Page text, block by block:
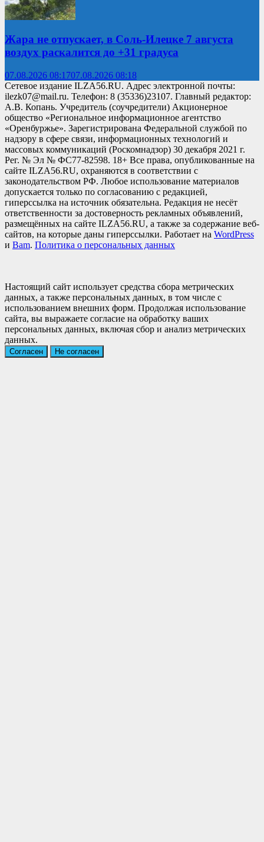
Жара не отпускает, в Соль-Илецке 7 августа
воздух раскалится до +31 градуса
07.08.2026 08:1707.08.2026 08:18
Сетевое издание ILZA56.RU. Адрес электронной почты:
ilezk07@mail.ru. Телефон: 8 (35336)23107. Главный редактор:
А.В. Копань. Учредитель (соучредители) Акционерное
общество «Региональное информационное агентство
«Оренбуржье». Зарегистрирована Федеральной службой по
надзору в сфере связи, информационных технологий и
массовых коммуникаций (Роскомнадзор) 30 декабря 2021 г.
Рег. № Эл № ФС77-82598. 18+ Все права, опубликованные на
сайте ILZA56.RU, охраняются в соответствии с
законодательством РФ. Любое использование материалов
допускается только по согласованию с редакцией,
гиперссылка на источник обязательна. Редакция не несёт
ответственности за достоверность рекламных объявлений,
размещённых на сайте ILZA56.RU, а также за содержание веб-
сайтов, на которые даны гиперссылки. Работает на WordPress
и Bam. Политика о персональных данных
Настоящий сайт использует средства сбора метрических
данных, а также персональных данных, в том числе с
использованием внешних форм. Продолжая использование
сайта, вы выражаете согласие на обработку ваших
персональных данных, включая сбор и анализ метрических
данных.
Согласен Не согласен